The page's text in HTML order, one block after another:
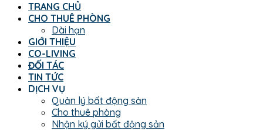
TRANG CHỦ
CHO THUÊ PHÒNG
Dài hạn
GIỚI THIỆU
CO-LIVING
ĐỐI TÁC
TIN TỨC
DỊCH VỤ
Quản lý bất động sản
Cho thuê phòng
Nhận ký gửi bất động sản